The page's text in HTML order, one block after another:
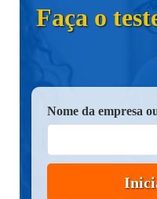
Faça o
Nome da empresa